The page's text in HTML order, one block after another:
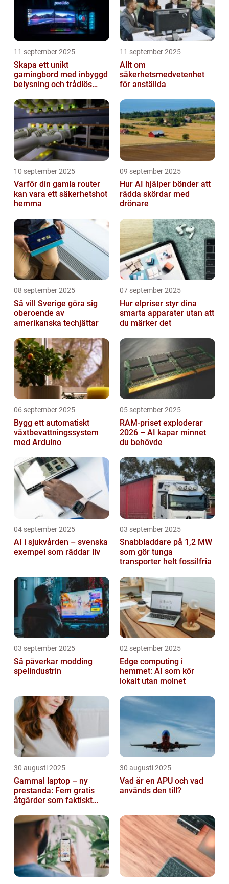
11 september 2025
Skapa ett unikt
gamingbord med inbyggd
belysning och trådlös
11 september 2025
Allt om
säkerhetsmedvetenhet
för anställda
10 september 2025
Varför din gamla router
kan vara ett säkerhetshot
hemma
09 september 2025
Hur AI hjälper bönder att
rädda skördar med
drönare
08 september 2025
Så vill Sverige göra sig
oberoende av
amerikanska techjättar
07 september 2025
Hur elpriser styr dina
smarta apparater utan att
du märker det
06 september 2025
Bygg ett automatiskt
växtbevattningssystem
med Arduino
05 september 2025
RAM-priset exploderar
2026 – AI kapar minnet
du behövde
04 september 2025
AI i sjukvården – svenska
exempel som räddar liv
03 september 2025
Snabbladdare på 1,2 MW
som gör tunga
transporter helt fossilfria
03 september 2025
Så påverkar modding
spelindustrin
02 september 2025
Edge computing i
hemmet: AI som kör
lokalt utan molnet
30 augusti 2025
Gammal laptop – ny
prestanda: Fem gratis
åtgärder som faktiskt
30 augusti 2025
Vad är en APU och vad
används den till?